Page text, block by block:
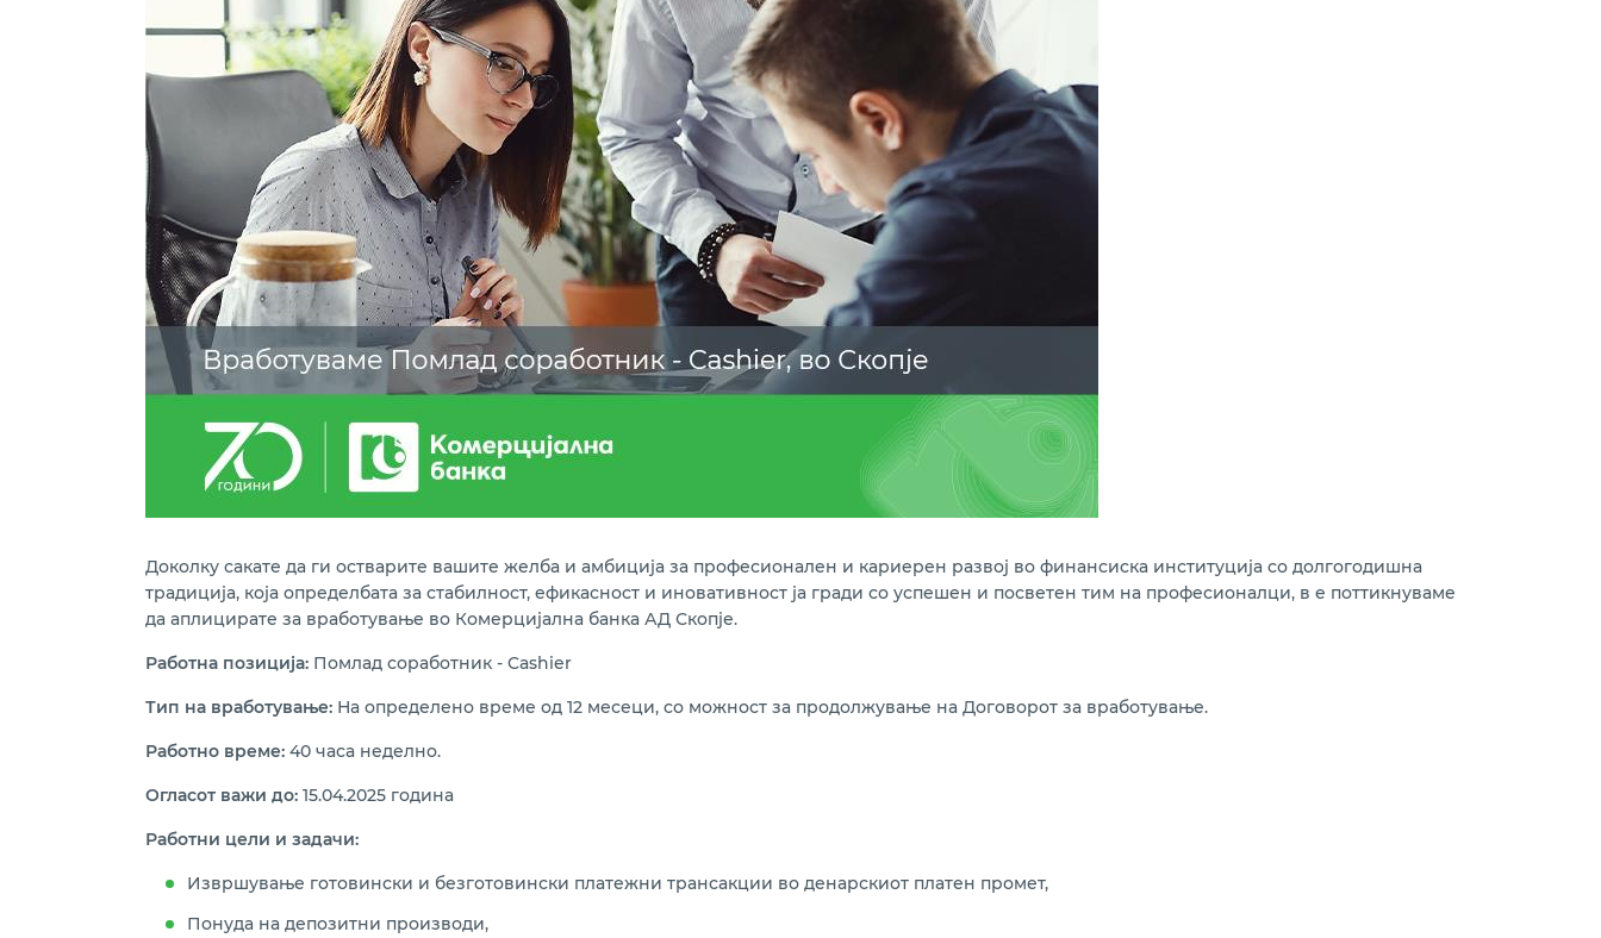
Доколку сакате да ги остварите вашите желба и амбиција за професионален и кариерен развој во финансиска институција со долгогодишна
традиција, која определбата за стабилност, ефикасност и иновативност ја гради со успешен и посветен тим на професионалци, в е поттикнуваме
да аплицирате за вработување во Комерцијална банка АД Скопје.
Работна позиција: Помлад соработник - Cashier
Тип на вработување: На определено време од 12 месеци, со можност за продолжување на Договорот за вработување.
Работно време: 40 часа неделно.
Огласот важи до: 15.04.2025 година
Работни цели и задачи:
Извршување готовински и безготовински платежни трансакции во денарскиот платен промет,
Понуда на депозитни производи,